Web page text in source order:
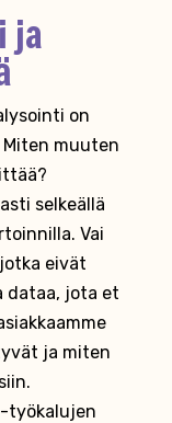
ja
on
muuten
selkeällä
Vai
eivät
dataa, jota et
ja miten
työkalujen